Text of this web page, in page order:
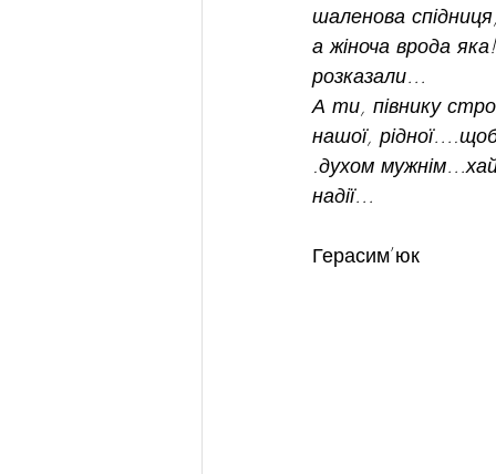
шаленова
а жіноча врода
розказали…
А ти, півнику
нашої,
.духом
надії…
Герасим’юк